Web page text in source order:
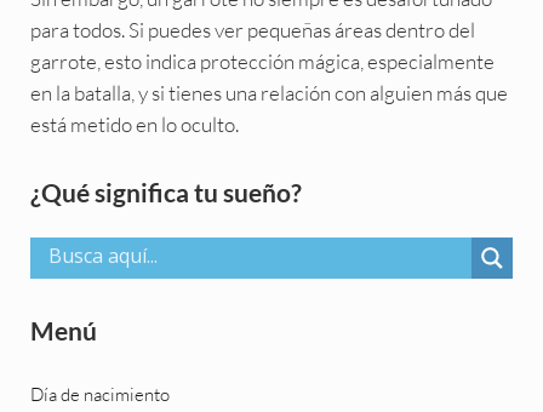
para todos. Si puedes ver pequeñas áreas dentro del
garrote, esto indica protección mágica, especialmente
en la batalla, y si tienes una relación con alguien más que
está metido en lo oculto.
Sidebar
¿Qué significa tu sueño?
Menú
Día de nacimiento